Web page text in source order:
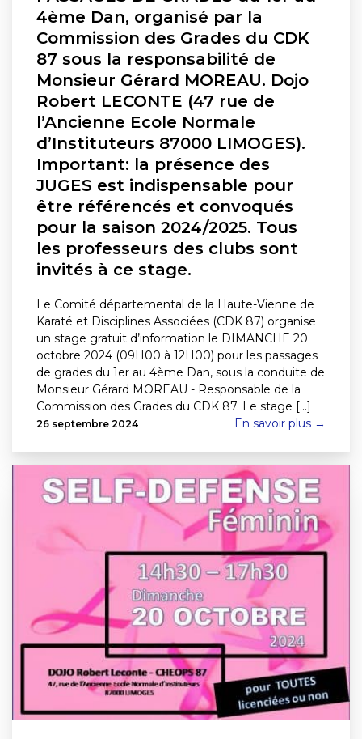
4ème Dan, organisé par la
Commission des Grades du CDK
87 sous la responsabilité de
Monsieur Gérard MOREAU. Dojo
Robert LECONTE (47 rue de
l’Ancienne Ecole Normale
d’Instituteurs 87000 LIMOGES).
Important: la présence des
JUGES est indispensable pour
être référencés et convoqués
pour la saison 2024/2025. Tous
les professeurs des clubs sont
invités à ce stage.
Le Comité départemental de la Haute-Vienne de
Karaté et Disciplines Associées (CDK 87) organise
un stage gratuit d’information le DIMANCHE 20
octobre 2024 (09H00 à 12H00) pour les passages
de grades du 1er au 4ème Dan, sous la conduite de
Monsieur Gérard MOREAU - Responsable de la
Commission des Grades du CDK 87. Le stage [...]
26 septembre 2024 En savoir plus →